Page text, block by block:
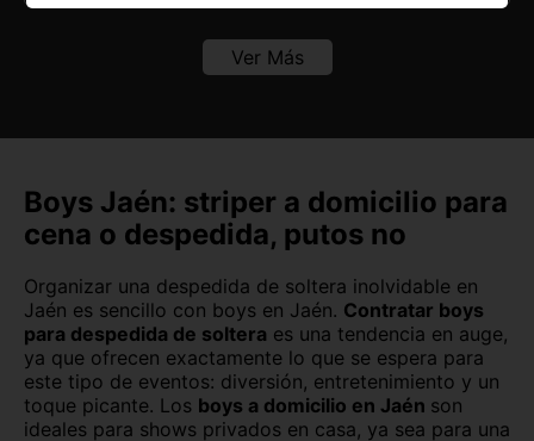
Burgos Cáceres
Cádiz Canarias
Cantabria Castellón
Ceuta Ciudad Real
Córdoba Cuenca
Girona Granada
Ver Más
Boys Jaén: striper a domicilio para
cena o despedida, putos no
Organizar una despedida de soltera inolvidable en
Jaén es sencillo con boys en Jaén. Contratar boys
para despedida de soltera es una tendencia en auge,
ya que ofrecen exactamente lo que se espera para
este tipo de eventos: diversión, entretenimiento y un
toque picante. Los boys a domicilio en Jaén son
ideales para shows privados en casa, ya sea para una